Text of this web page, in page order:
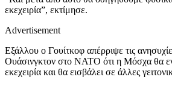
εκεχειρία”, εκτίμησε.
Advertisement
Εξάλλου ο Γουίτκοφ απέρριψε τις
Ουάσινγκτον στο ΝΑΤΟ ότι η Μόσχα θα
εκεχειρία και θα εισβάλει σε άλλες